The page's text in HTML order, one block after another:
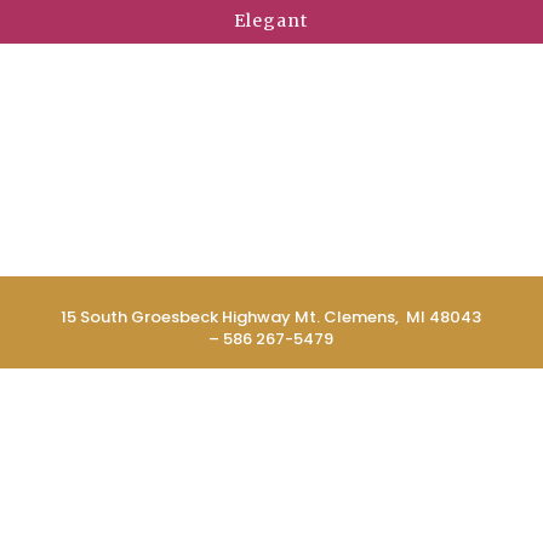
Elegant
15 South Groesbeck Highway Mt. Clemens, MI 48043
– 586 267-5479